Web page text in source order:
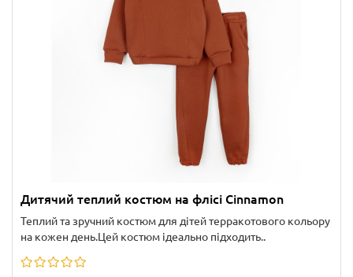
Дитячий теплий костюм на флісі Cinnamon
Теплий та зручний костюм для дітей терракотового кольору
на кожен день.Цей костюм ідеально підходить..